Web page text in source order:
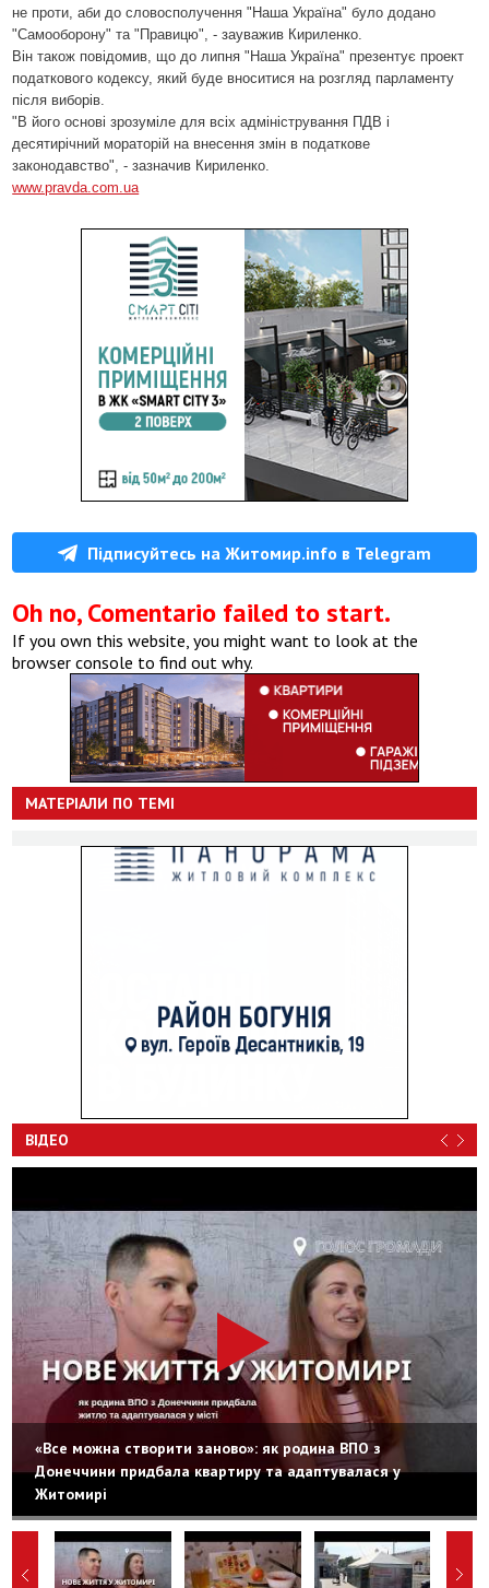
не проти, аби до словосполучення "Наша Україна" було додано
"Самооборону" та "Правицю", - зауважив Кириленко.
Він також повідомив, що до липня "Наша Україна" презентує проект
податкового кодексу, який буде вноситися на розгляд парламенту
після виборів.
"В його основі зрозуміле для всіх адміністрування ПДВ і
десятирічний мораторій на внесення змін в податкове
законодавство", - зазначив Кириленко.
www.pravda.com.ua
Підписуйтесь на Житомир.info в Telegram
Oh no, Comentario failed to start.
If you own this website, you might want to look at the
browser console to find out why.
МАТЕРІАЛИ ПО ТЕМІ
ВІДЕО
«Все можна створити заново»: як родина ВПО з
Донеччини придбала квартиру та адаптувалася у
Житомирі